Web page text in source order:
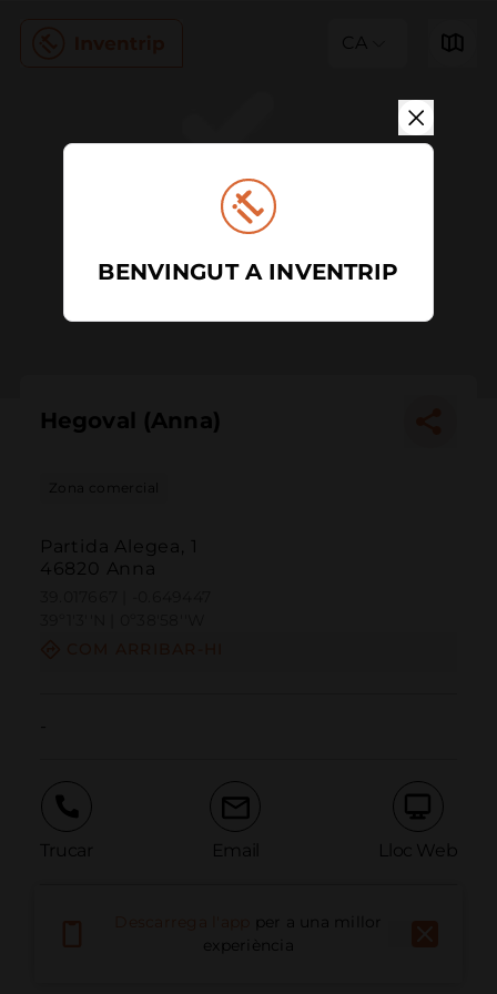
CA
Hegoval (Anna)
Zona comercial
Partida Alegea, 1
46820 Anna
Trucar Email Lloc Web
Informar problemaper a una millor
experiència
BENVINGUT A INVENTRIP